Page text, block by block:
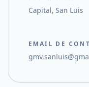
Capital, San Luis
EMAIL DE